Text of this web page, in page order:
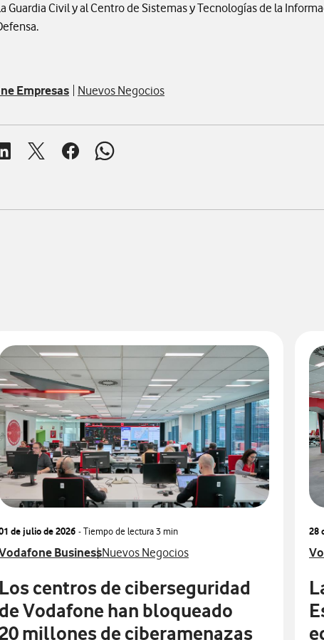
Civil y al Centro de Sistemas y Tecnologías de la
Empresas Nuevos Negocios
para compartir en mail
Abrir ventana para compartir en linkedin
Abrir ventana para compartir en twitter
Abrir ventana para compartir en facebook
Abrir ventana para compartir en whatsapp
de julio de 2026 - Tiempo de lectura3 min
más notas de prensa relacionados con
BusinessVer más notas de prensa relacionados con
Nuevos Negocios
Los centros de ciberseguridad
de Vodafone han bloqueado
20 millones de ciberamenazas
28